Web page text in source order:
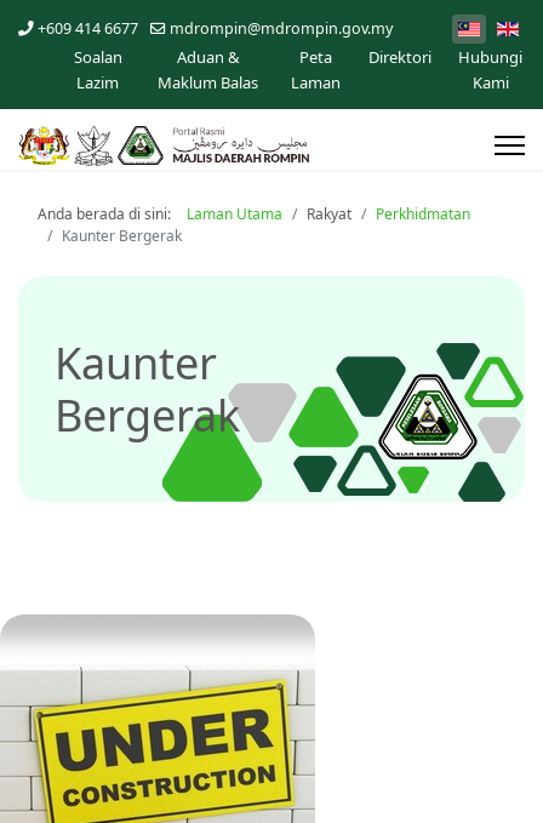
+609 414 6677 mdrompin@mdrompin.gov.my
Soalan
Lazim
Aduan &
Maklum Balas
Peta
Laman
Direktori
Hubungi
Kami
Anda berada di sini: Laman Utama Rakyat
Perkhidmatan
Kaunter Bergerak
Kaunter
Bergerak